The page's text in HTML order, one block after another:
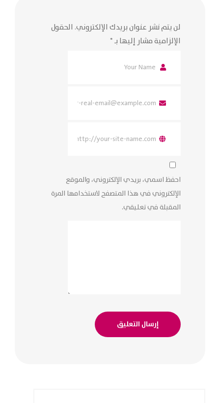
لن يتم نشر عنوان بريدك الإلكتروني. الحقول
الإلزامية مشار إليها بـ*
احفظ اسمي، بريدي الإلكتروني، والموقع
الإلكتروني في هذا المتصفح لاستخدامها المرة
المقبلة في تعليقي.